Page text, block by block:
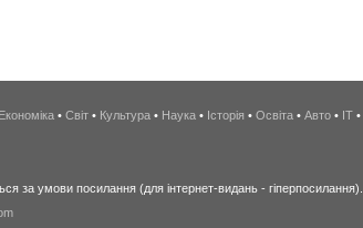
Економіка • Світ • Культура • Наука • Історія • Освіта • Авто • IT •
за умови посилання (для інтернет-видань - гіперпосилання).